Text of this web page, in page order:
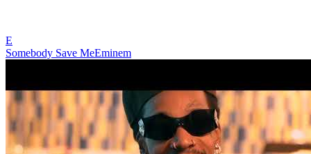
E
Somebody Save MeEminem